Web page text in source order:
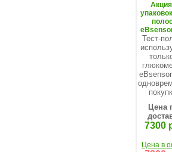
Тест-
Цена
7300
Цена в